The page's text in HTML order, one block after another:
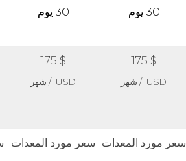
30 يوم 30 يوم
$ 175
USD / شهر
$ 175
USD / شهر
سعر مورد المعدات سعر مورد المعدات